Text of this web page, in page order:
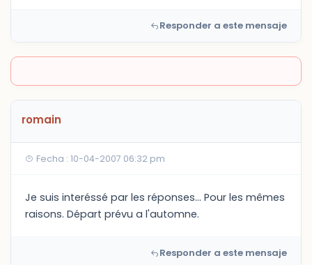
Responder a este mensaje
romain
Fecha : 10-04-2007 06:32 pm
Je suis interéssé par les réponses... Pour les mêmes
raisons. Départ prévu a l'automne.
Responder a este mensaje